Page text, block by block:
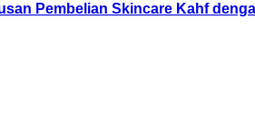
Pembelian Skincare Kahf